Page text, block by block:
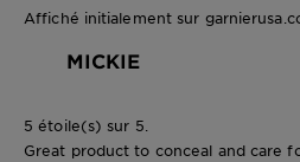
Affiché initialement sur
MICKIE
5 étoile(s) sur 5.
Great product to conceal and care